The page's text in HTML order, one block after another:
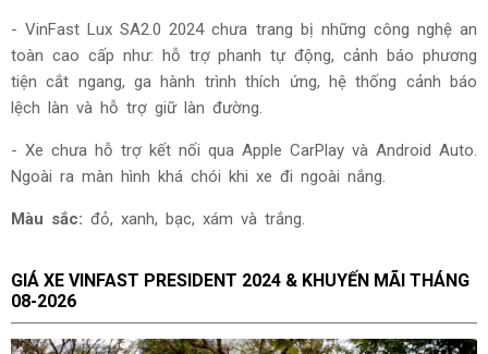
- VinFast Lux SA2.0 2024 chưa trang bị những công nghệ an
toàn cao cấp như: hỗ trợ phanh tự động, cảnh báo phương
tiện cắt ngang, ga hành trình thích ứng, hệ thống cảnh báo
lệch làn và hỗ trợ giữ làn đường.
- Xe chưa hỗ trợ kết nối qua Apple CarPlay và Android Auto.
Ngoài ra màn hình khá chói khi xe đi ngoài nắng.
Màu sắc: đỏ, xanh, bạc, xám và trắng.
GIÁ XE VINFAST PRESIDENT 2024 & KHUYẾN MÃI THÁNG
08-2026